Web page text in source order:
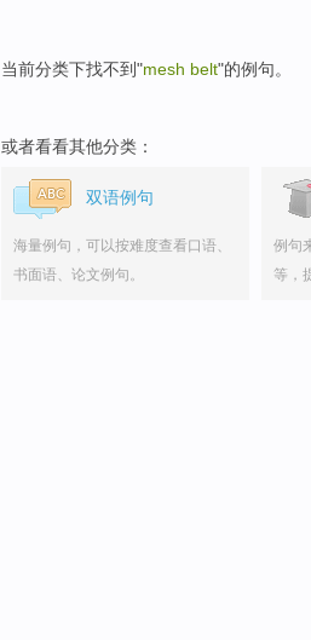
当前分类下找不到"mesh belt"的例句。
或者看看其他分类：
双语例句
海量例句，可以按难度查看口语、
书面语、论文例句。
例句
等，